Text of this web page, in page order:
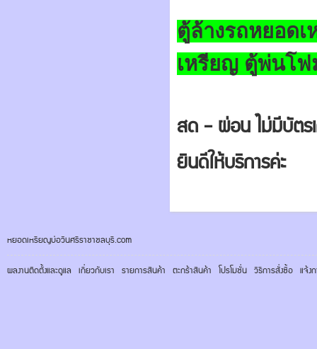
ตู้ล้างรถหยอด
เหรียญ ตู้พ่นโฟ
สด - ผ่อน ไม่มีบัตร
ยินดี​ให้บริการ​ค่ะ​
หยอดเหรียญบ่อวินศรีราชาชลบุรี.com
ผลงานติดตั้งและดูแล เกี่ยวกับเรา รายการสินค้า ตะกร้าสินค้า โปรโมชั่น วิธีการสั่งซื้อ แจ้ง